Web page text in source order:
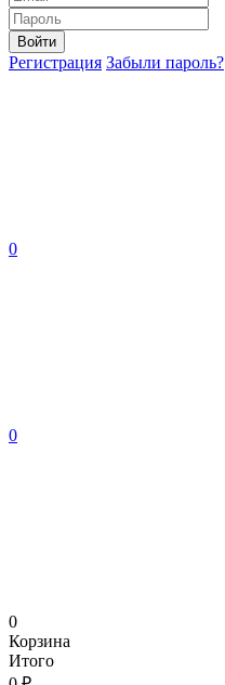
Войти
Регистрация Забыли пароль?
0
0
0
Корзина
Итого